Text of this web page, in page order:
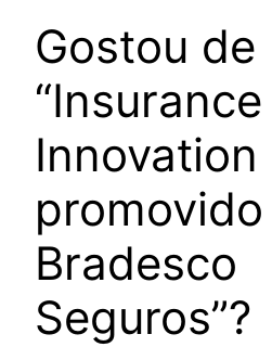
Gostou de
“Insurance
Innovation
Bradesco
Seguros”?